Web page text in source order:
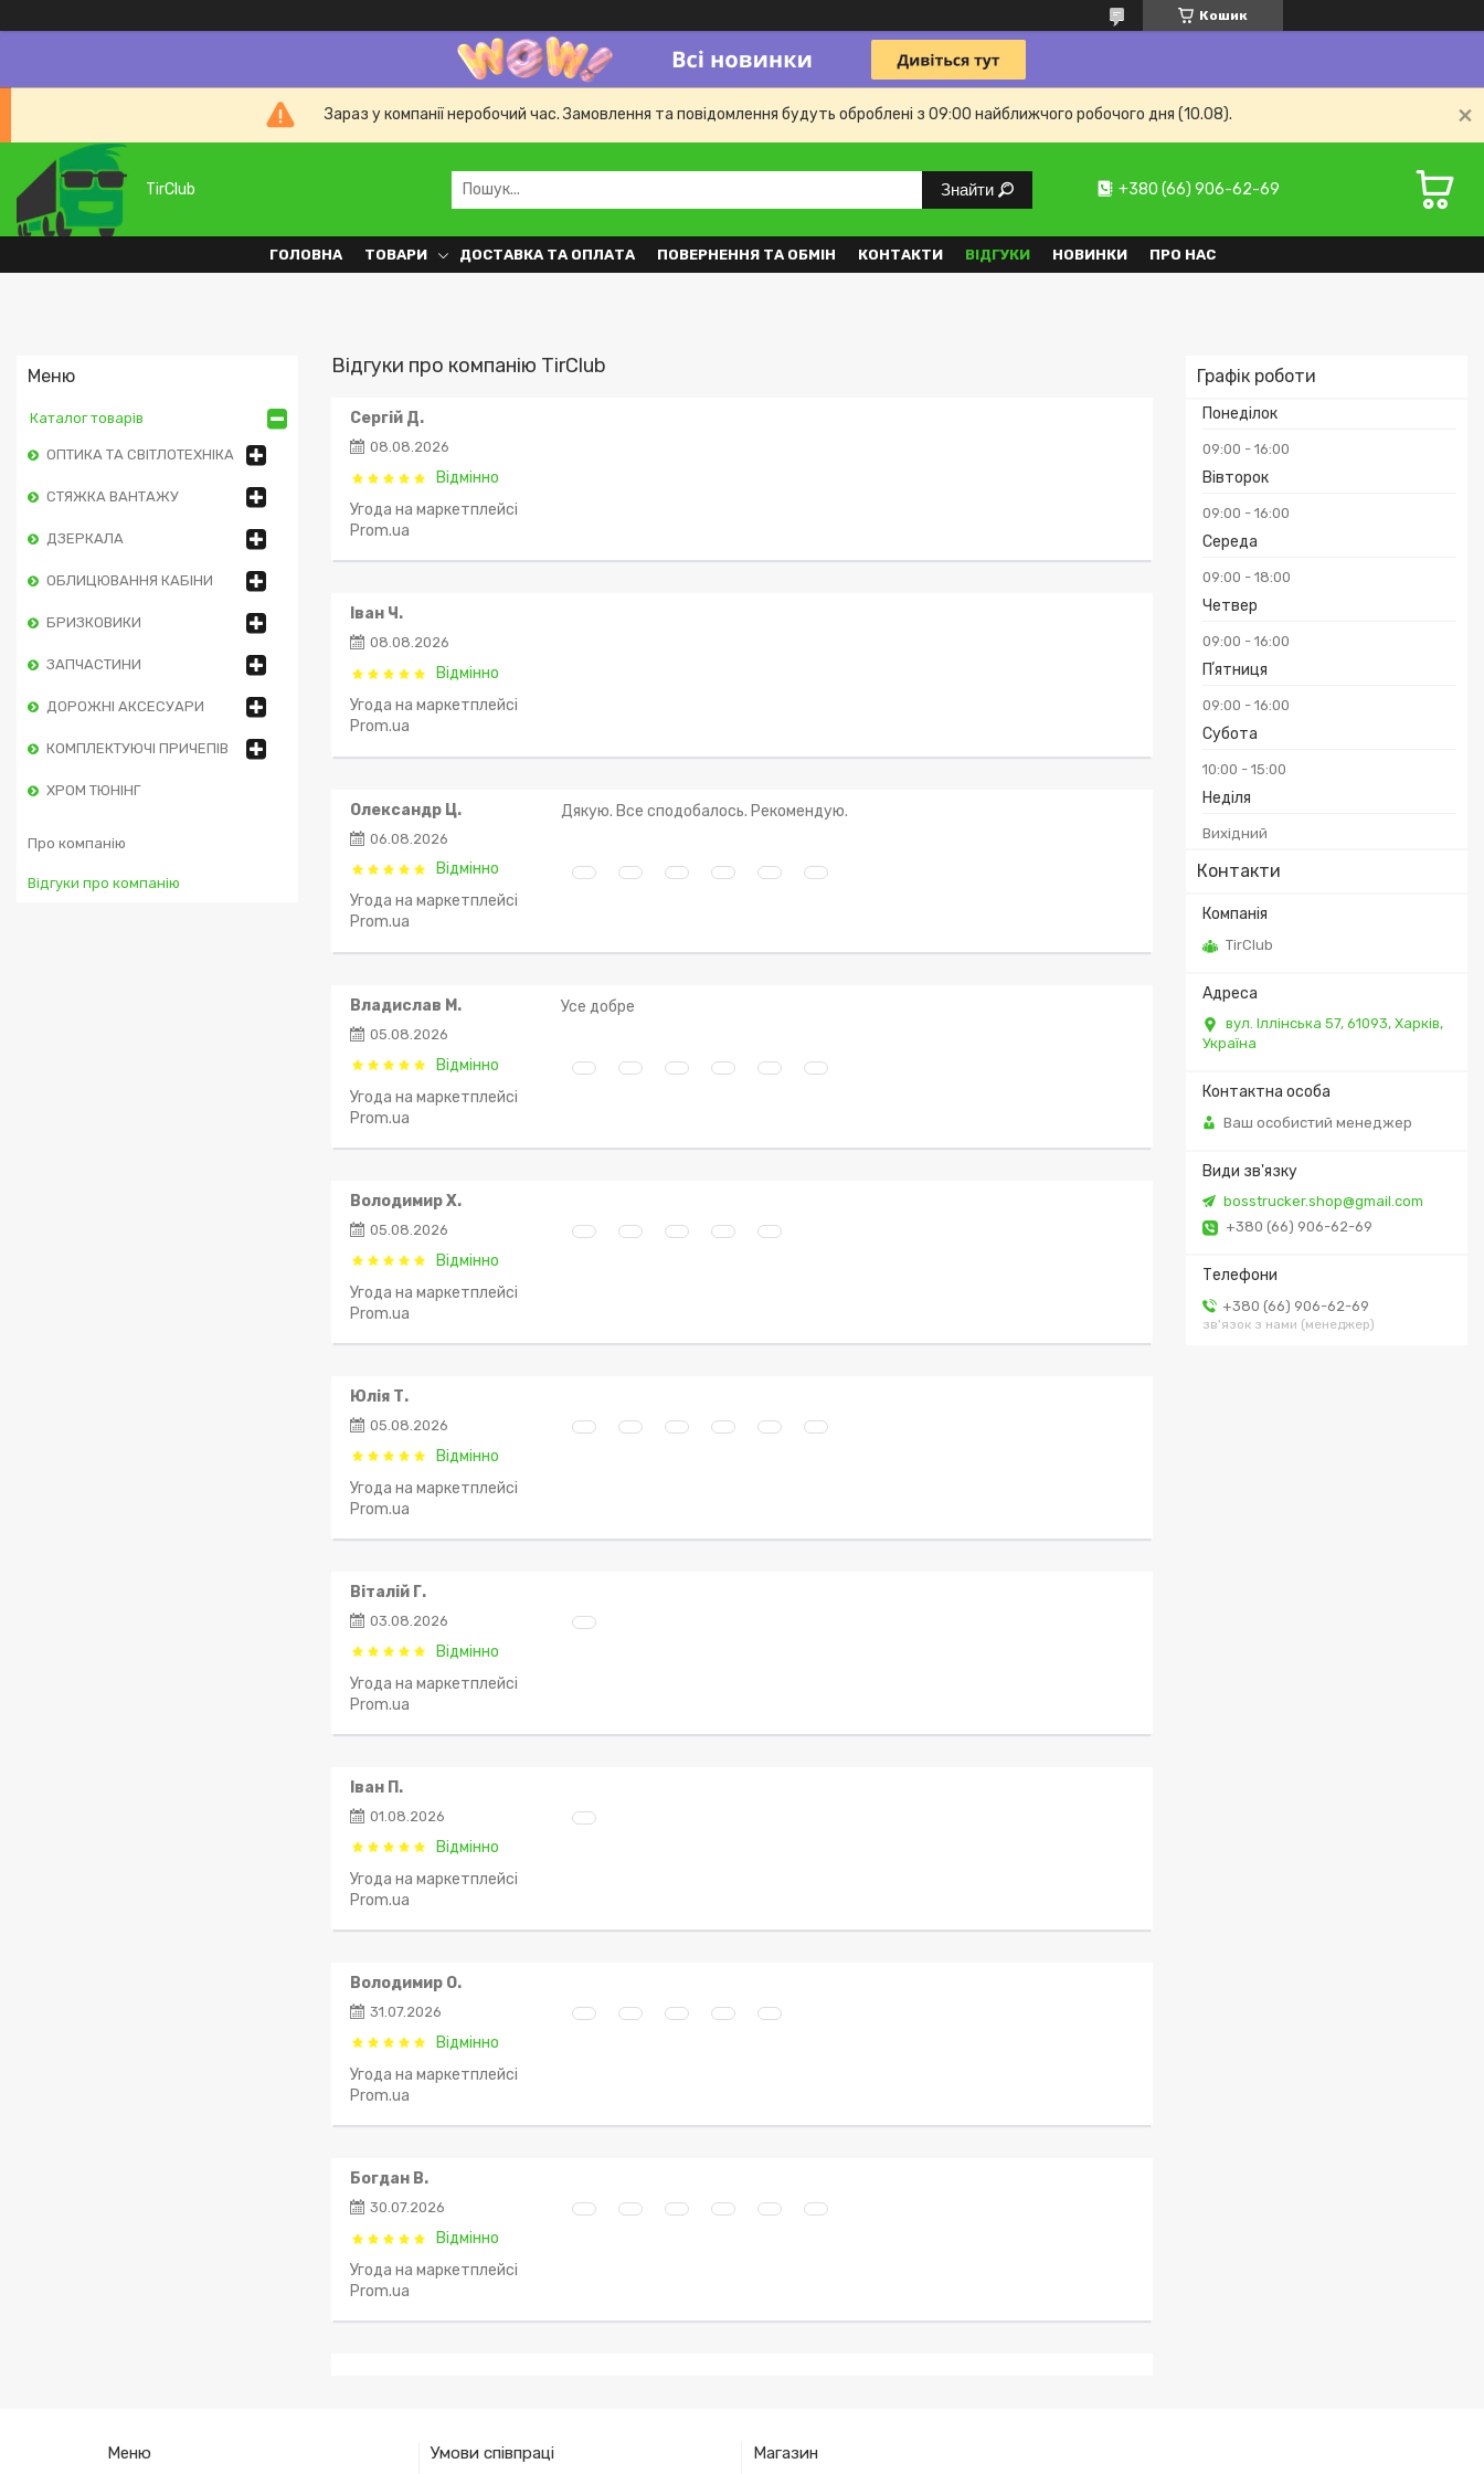
Кошик
Зараз у компанії неробочий час. Замовлення та повідомлення будуть оброблені з 09:00 найближчого робочого дня (10.08).
TirClub Знайти +380 (66) 906-62-69
ГОЛОВНА ТОВАРИ ДОСТАВКА ТА ОПЛАТА ПОВЕРНЕННЯ ТА ОБМІН КОНТАКТИ ВІДГУКИ НОВИНКИ ПРО НАС
Каталог товарів
ОПТИКА ТА СВІТЛОТЕХНІКА
СТЯЖКА ВАНТАЖУ
ДЗЕРКАЛА
ОБЛИЦЮВАННЯ КАБІНИ
БРИЗКОВИКИ
ЗАПЧАСТИНИ
ДОРОЖНІ АКСЕСУАРИ
КОМПЛЕКТУЮЧІ ПРИЧЕПІВ
ХРОМ ТЮНІНГ
Про компанію
Відгуки про компанію
Графік роботи
Понеділок
09:00 16:00
Вівторок
09:00 16:00
Середа
09:00 18:00
Четвер
09:00 16:00
Пʼятниця
09:00 16:00
Субота
10:00 15:00
Неділя
Вихідний
Контакти
TirClub
вул. Іллінська 57, 61093, Харків,
Україна
Ваш особистий менеджер
bosstrucker.shop@gmail.com
+380 (66) 906-62-69
+380 (66) 906-62-69
зв'язок з нами (менеджер)
Відгуки про компанію TirClub
Сергій Д.
08.08.2026
Відмінно
Угода на маркетплейсі
Prom.ua
Іван Ч.
08.08.2026
Відмінно
Угода на маркетплейсі
Prom.ua
Олександр Ц.
06.08.2026
Відмінно
Угода на маркетплейсі
Prom.ua
Дякую. Все сподобалось. Рекомендую.
Владислав М.
05.08.2026
Відмінно
Угода на маркетплейсі
Prom.ua
Усе добре
Володимир Х.
05.08.2026
Відмінно
Угода на маркетплейсі
Prom.ua
Юлія Т.
05.08.2026
Відмінно
Угода на маркетплейсі
Prom.ua
Віталій Г.
03.08.2026
Відмінно
Угода на маркетплейсі
Prom.ua
Іван П.
01.08.2026
Відмінно
Угода на маркетплейсі
Prom.ua
Володимир О.
31.07.2026
Відмінно
Угода на маркетплейсі
Prom.ua
Богдан В.
30.07.2026
Відмінно
Угода на маркетплейсі
Prom.ua
Меню Умови співпраці Магазин